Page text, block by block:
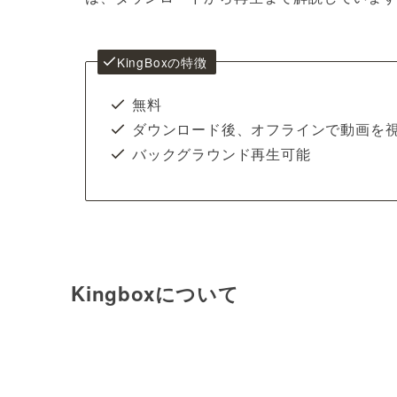
KingBoxの特徴
無料
ダウンロード後、オフラインで動画を
バックグラウンド再生可能
Kingboxについて